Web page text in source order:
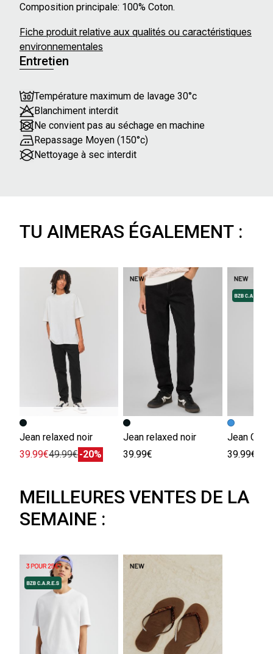
Composition principale: 100% Coton.
Fiche produit relative aux qualités ou caractéristiques
environnementales
Entretien
Température maximum de lavage 30°c
Blanchiment interdit
Ne convient pas au séchage en machine
Repassage Moyen (150°c)
Nettoyage à sec interdit
TU AIMERAS ÉGALEMENT :
Jean relaxed noir
39.99€49.99€-20%
Jean relaxed noir
39.99€
39.99€
MEILLEURES VENTES DE LA
SEMAINE :